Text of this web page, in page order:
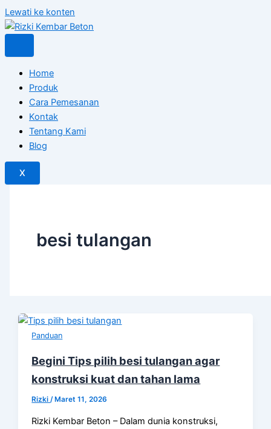
Lewati ke konten
Home
Produk
Cara Pemesanan
Kontak
Tentang Kami
Blog
X
besi tulangan
Panduan
Begini Tips pilih besi tulangan agar
konstruksi kuat dan tahan lama
Rizki/ Maret 11, 2026
Rizki Kembar Beton – Dalam dunia konstruksi,